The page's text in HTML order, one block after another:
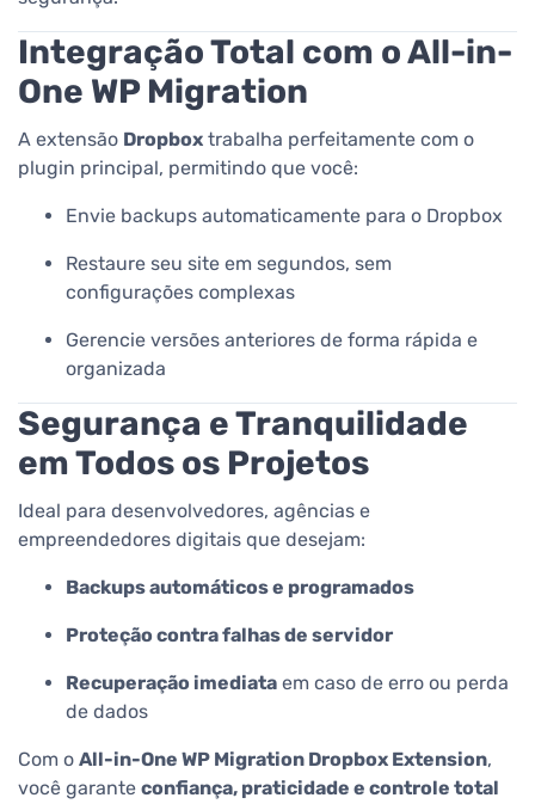
Integração Total com o All-in-
One WP Migration
A extensão Dropbox trabalha perfeitamente com o
plugin principal, permitindo que você:
Envie backups automaticamente para o Dropbox
Restaure seu site em segundos, sem
configurações complexas
Gerencie versões anteriores de forma rápida e
organizada
Segurança e Tranquilidade
em Todos os Projetos
Ideal para desenvolvedores, agências e
empreendedores digitais que desejam:
Backups automáticos e programados
Proteção contra falhas de servidor
Recuperação imediata em caso de erro ou perda
de dados
Com o All-in-One WP Migration Dropbox Extension,
você garante confiança, praticidade e controle total